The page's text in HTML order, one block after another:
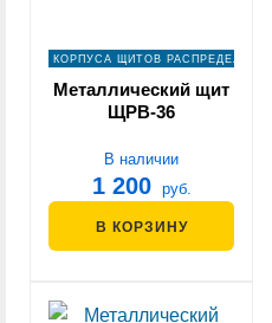
КОРПУСА ЩИТОВ РАСПРЕДЕЛЕНИЯ
Металлический щит
ЩРВ-36
В наличии
1 200 руб.
В КОРЗИНУ